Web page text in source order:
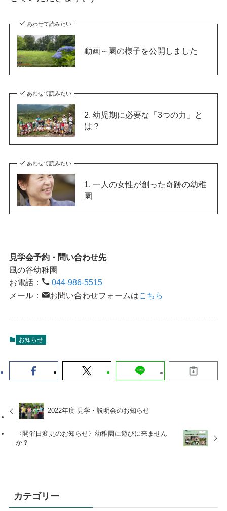
あわせて読みたい
動画～園の様子を公開しました
あわせて読みたい
2. 幼児期に必要な「3つの力」と
は？
あわせて読みたい
1. 一人の女性が創った奇跡の幼稚
園
見学会予約・問い合わせ先
風の谷幼稚園
お電話：
044-986-5515
メール：
お問い合わせフォームは こちら
お知らせ
2022年度 見学・説明会のお知らせ
〈開催日変更のお知らせ〉幼稚園に遊びに来ません
か？
カテゴリー